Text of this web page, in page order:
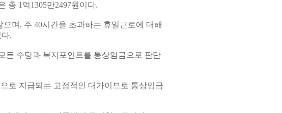
총 1억1305만2497원이다.
며, 주 40시간을 초과하는 휴일근로에 대해
.
든 수당과 복지포인트를 통상임금으로 판단
로 지급되는 고정적인 대가이므로 통상임금